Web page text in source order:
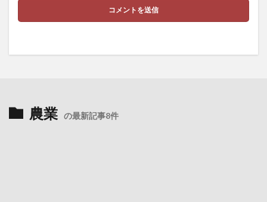
農業 の最新記事8件